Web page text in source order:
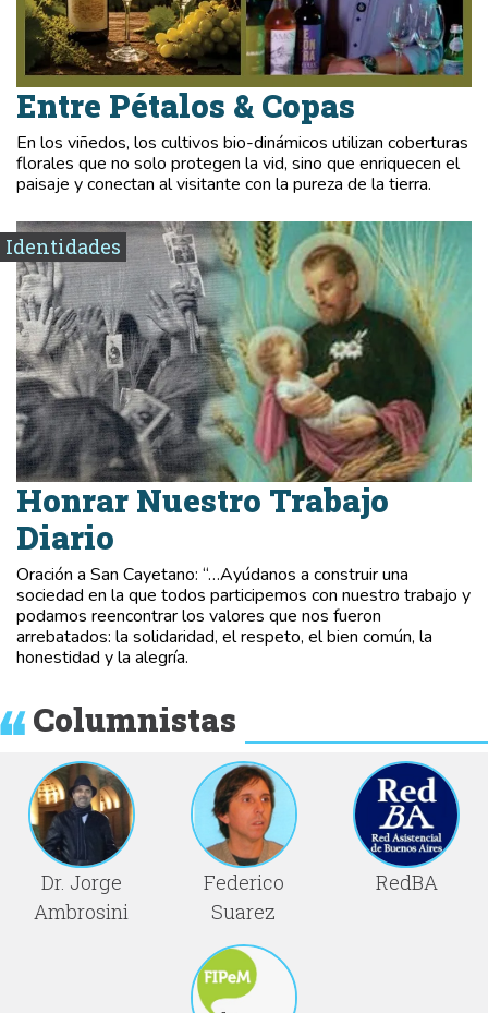
Entre Pétalos & Copas
En los viñedos, los cultivos bio-dinámicos utilizan coberturas
florales que no solo protegen la vid, sino que enriquecen el
paisaje y conectan al visitante con la pureza de la tierra.
Identidades
Honrar Nuestro Trabajo
Diario
Oración a San Cayetano: “…Ayúdanos a construir una
sociedad en la que todos participemos con nuestro trabajo y
podamos reencontrar los valores que nos fueron
arrebatados: la solidaridad, el respeto, el bien común, la
honestidad y la alegría.
Columnistas
Dr. Jorge
Ambrosini
Federico
Suarez
RedBA